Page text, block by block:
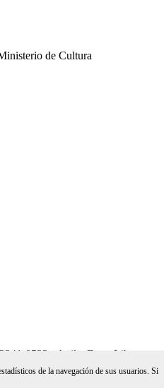
de Cultura
0523 - Anika Entre Libros
online |de la navegación de sus usuarios. Si